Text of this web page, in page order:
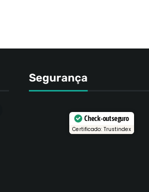
Segurança
Check-out seguro
Certificado: Trustindex